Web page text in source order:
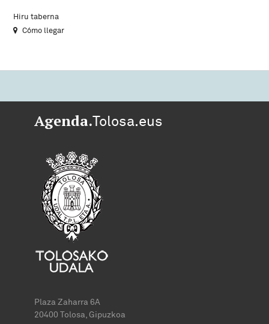
Hiru taberna
Cómo llegar
Agenda.Tolosa.eus
Plaza Zaharra 6A
20400 Tolosa, Gipuzkoa